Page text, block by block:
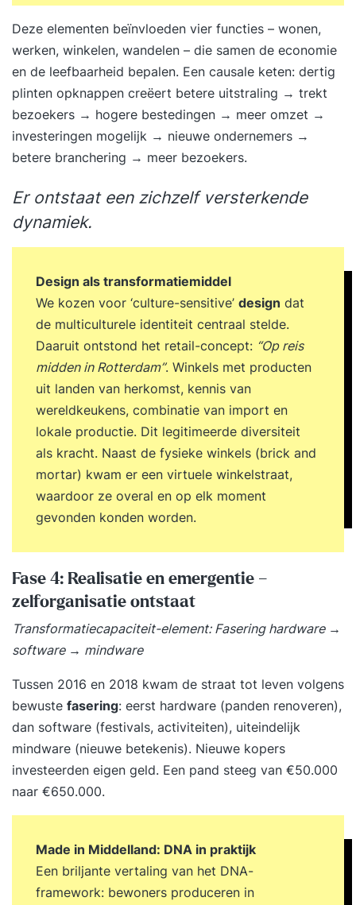
Deze elementen beïnvloeden vier functies – wonen,
werken, winkelen, wandelen – die samen de economie
en de leefbaarheid bepalen. Een causale keten: dertig
plinten opknappen creëert betere uitstraling → trekt
bezoekers → hogere bestedingen → meer omzet →
investeringen mogelijk → nieuwe ondernemers →
betere branchering → meer bezoekers.
Er ontstaat een zichzelf versterkende
dynamiek.
Design als transformatiemiddel
We kozen voor ‘culture-sensitive’ design dat
de multiculturele identiteit centraal stelde.
Daaruit ontstond het retail-concept: “Op reis
midden in Rotterdam”. Winkels met producten
uit landen van herkomst, kennis van
wereldkeukens, combinatie van import en
lokale productie. Dit legitimeerde diversiteit
als kracht. Naast de fysieke winkels (brick and
mortar) kwam er een virtuele winkelstraat,
waardoor ze overal en op elk moment
gevonden konden worden.
Fase 4: Realisatie en emergentie –
zelforganisatie ontstaat
Transformatiecapaciteit-element: Fasering hardware →
software → mindware
Tussen 2016 en 2018 kwam de straat tot leven volgens
bewuste fasering: eerst hardware (panden renoveren),
dan software (festivals, activiteiten), uiteindelijk
mindware (nieuwe betekenis). Nieuwe kopers
investeerden eigen geld. Een pand steeg van €50.000
naar €650.000.
Made in Middelland: DNA in praktijk
Een briljante vertaling van het DNA-
framework: bewoners produceren in